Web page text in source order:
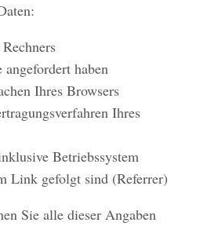
haben
Ihres Browsers
Ihres
Betriebssystem
Link gefolgt sind (Referrer)
Sie alle dieser Angaben